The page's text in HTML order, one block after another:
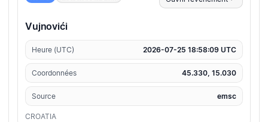
Vujnovići
Heure (UTC) 2026-07-25 18:58:09 UTC
Coordonnées 45.330, 15.030
Source emsc
CROATIA